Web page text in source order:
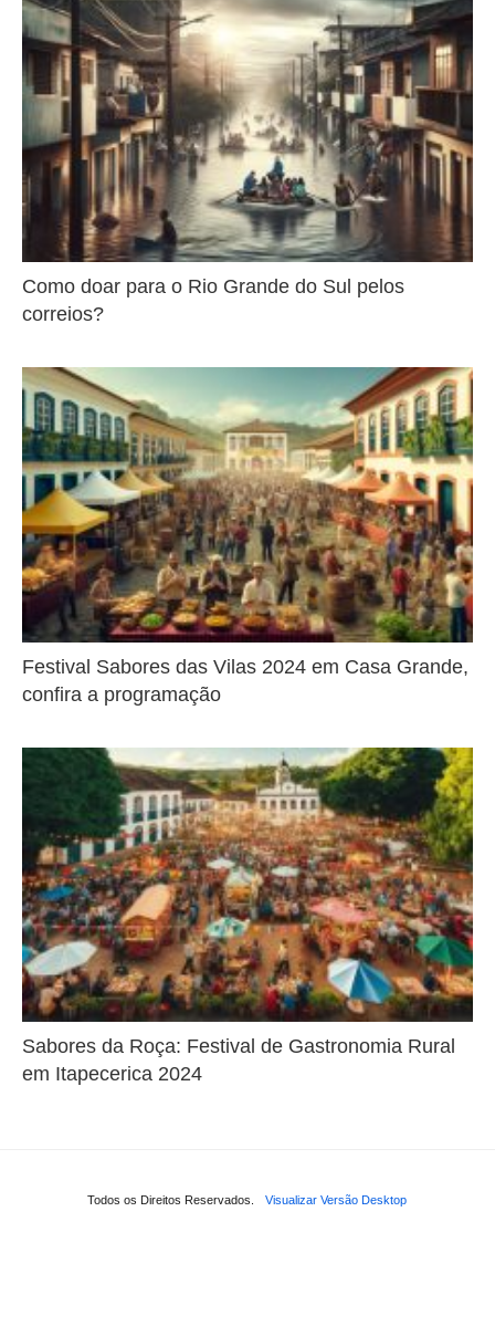
Como doar para o Rio Grande do Sul pelos
correios?
Festival Sabores das Vilas 2024 em Casa Grande,
confira a programação
Sabores da Roça: Festival de Gastronomia Rural
em Itapecerica 2024
Todos os Direitos Reservados. Visualizar Versão Desktop